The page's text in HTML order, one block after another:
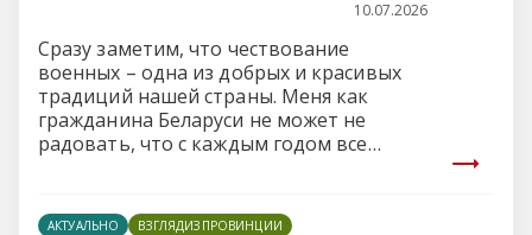
10.07.2026
Сразу заметим, что чествование
военных – одна из добрых и красивых
традиций нашей страны. Меня как
гражданина Беларуси не может не
радовать, что с каждым годом все
МВД, МЧС.
АКТУАЛЬНО ВЗГЛЯДИЗПРОВИНЦИИ